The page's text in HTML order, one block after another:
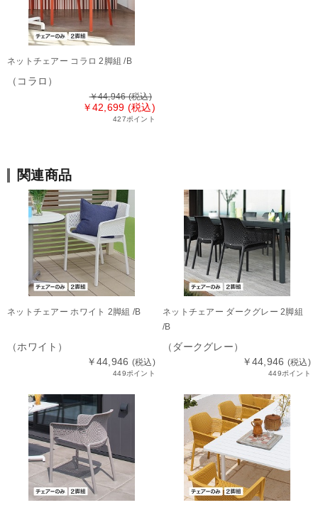
ネットチェアー コラロ 2脚組 /B
（コラロ）
￥44,946(税込)
￥42,699 (税込)
427ポイント
関連商品
ネットチェアー ホワイト 2脚組 /B
（ホワイト）
￥44,946 (税込)
449ポイント
ネットチェアー ダークグレー 2脚組
/B
（ダークグレー）
￥44,946 (税込)
449ポイント